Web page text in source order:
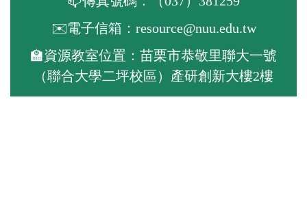
✉️電子信箱：resource@nuu.edu.tw
🏫資源教室位置：苗栗市恭敬里聯大一號
（聯合大學二坪校區）產研創新大樓2樓